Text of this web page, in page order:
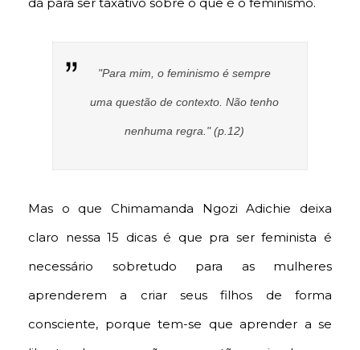
"Para mim, o feminismo é sempre
uma questão de contexto. Não tenho
nenhuma regra." (p.12)
Mas o que Chimamanda Ngozi Adichie deixa
claro nessa 15 dicas é que pra ser feminista é
necessário sobretudo para as mulheres
aprenderem a criar seus filhos de forma
consciente, porque tem-se que aprender a se